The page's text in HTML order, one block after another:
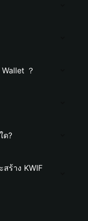
？
ด?
ร้าง KWIF